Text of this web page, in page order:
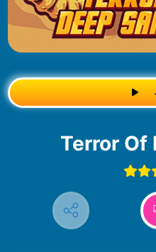
Terror